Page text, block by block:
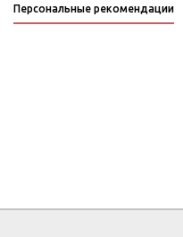
Персональные рекомендации